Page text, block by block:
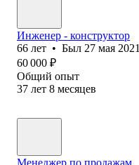
Инженер - конструктор
66 лет • Был 27 мая 2021
60 000 ₽
Общий опыт
37 лет 8 месяцев
Менеджер по продажам